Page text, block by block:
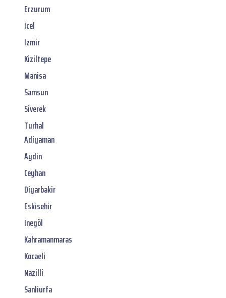
Erzurum
Icel
Izmir
Kiziltepe
Manisa
Samsun
Siverek
Turhal
Adiyaman
Aydin
Ceyhan
Diyarbakir
Eskisehir
Inegöl
Kahramanmaras
Kocaeli
Nazilli
Sanliurfa